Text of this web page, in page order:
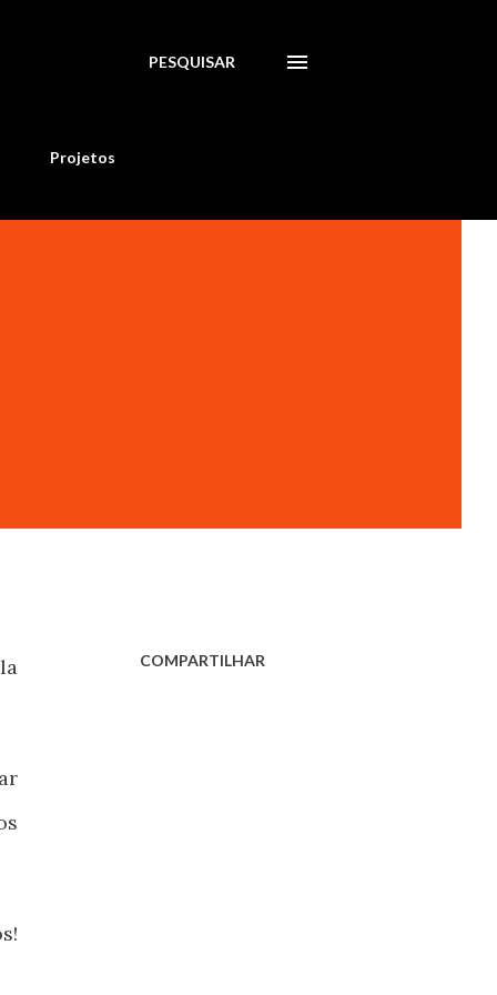
PESQUISAR
Projetos
COMPARTILHAR